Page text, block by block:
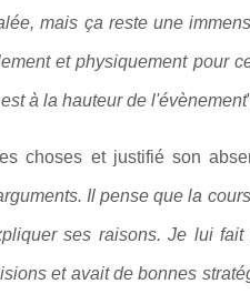
mais ça reste une
et physiquement pour
à la hauteur de l'évènement
choses et justifié son
Il pense que la
ses raisons. Je lui fait
et avait de bonnes